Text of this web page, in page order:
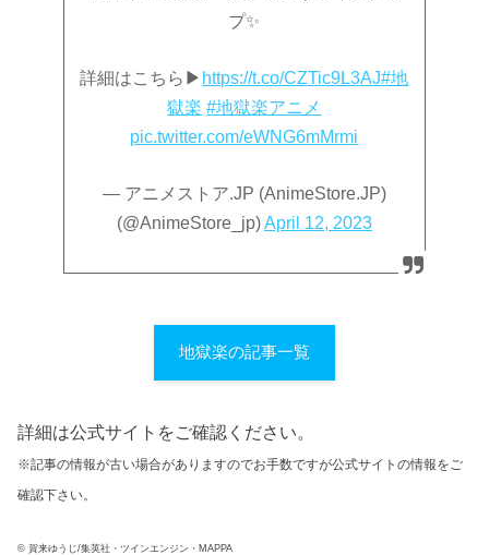
プ✨
詳細はこちら▶ https://t.co/CZTic9L3AJ#地
獄楽 #地獄楽アニメ
pic.twitter.com/eWNG6mMrmi
— アニメストア.JP (AnimeStore.JP)
(@AnimeStore_jp)April 12, 2023
地獄楽の記事一覧
詳細は公式サイトをご確認ください。
※記事の情報が古い場合がありますのでお手数ですが公式サイトの情報をご
確認下さい。
© 賀来ゆうじ/集英社・ツインエンジン・MAPPA